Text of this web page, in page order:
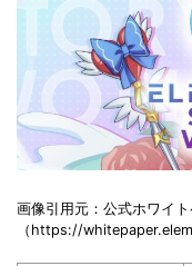
画像引用元：公式ホワイ
（https://